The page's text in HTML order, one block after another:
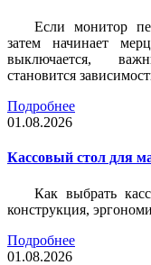
Если монитор
затем начинает
выключается,
становится
Подробнее
01.08.2026
Кассовый стол для
Как выбрать
конструкция,
Подробнее
01.08.2026